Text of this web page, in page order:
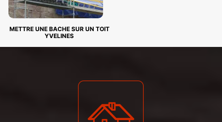
METTRE UNE BACHE SUR UN TOIT
YVELINES